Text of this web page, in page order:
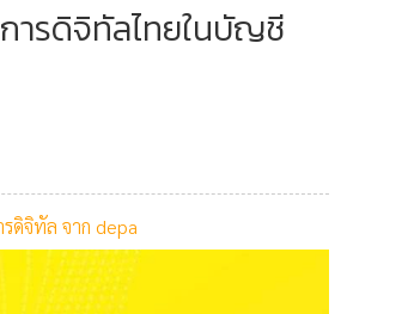
ารดิจิทัลไทยในบัญชี
ดิจิทัล จาก depa